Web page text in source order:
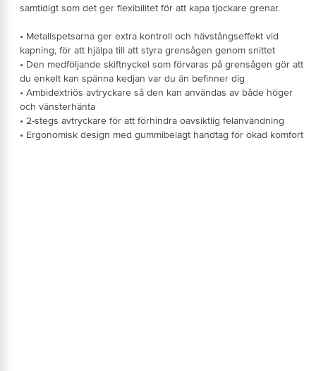
samtidigt som det ger flexibilitet för att kapa tjockare grenar.
• Metallspetsarna ger extra kontroll och hävstångseffekt vid
kapning, för att hjälpa till att styra grensågen genom snittet
• Den medföljande skiftnyckel som förvaras på grensågen gör att
du enkelt kan spänna kedjan var du än befinner dig
• Ambidextriös avtryckare så den kan användas av både höger
och vänsterhänta
• 2-stegs avtryckare för att förhindra oavsiktlig felanvändning
• Ergonomisk design med gummibelagt handtag för ökad komfort